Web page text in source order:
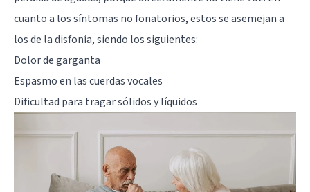
cuanto a los síntomas no fonatorios, estos se asemejan a
los de la disfonía, siendo los siguientes:
Dolor de garganta
Espasmo en las cuerdas vocales
Dificultad para tragar sólidos y líquidos